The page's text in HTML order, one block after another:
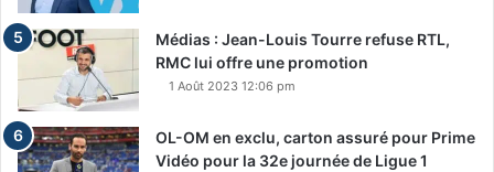
Médias : Jean-Louis Tourre refuse RTL,
RMC lui offre une promotion
1 Août 2023 12:06 pm
OL-OM en exclu, carton assuré pour Prime
Vidéo pour la 32e journée de Ligue 1